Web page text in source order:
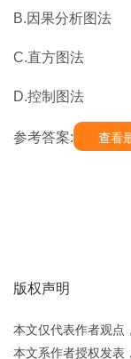
B.因果分析图法
C.直方图法
D.控制图法
参考答案: 查看
版权声明
本文仅代表作者观点
本文系作者授权发表